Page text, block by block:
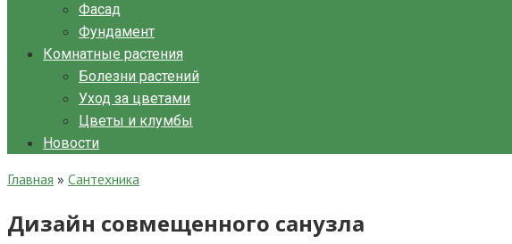
Фасад
Фундамент
Комнатные растения
Болезни растений
Уход за цветами
Цветы и клумбы
Новости
Главная » Сантехника
Дизайн совмещенного санузла